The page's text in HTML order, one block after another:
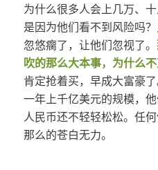
为什么很多人会上几万、
是因为他们看不到风险吗
忽悠瘸了，让他们忽视了。
吹的那么大本事，为什么
肯定抢着买，早成大富豪
一年上千亿美元的规模，
人民币还不轻轻松松。任
那么的苍白无力。